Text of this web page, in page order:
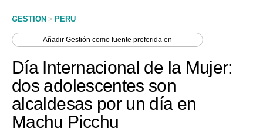
Economía
Mercados
Perú
GESTION > PERU
AñadirGestión como fuente preferida en
Día Internacional de la Mujer:
dos adolescentes son
alcaldesas por un día en
Machu Picchu